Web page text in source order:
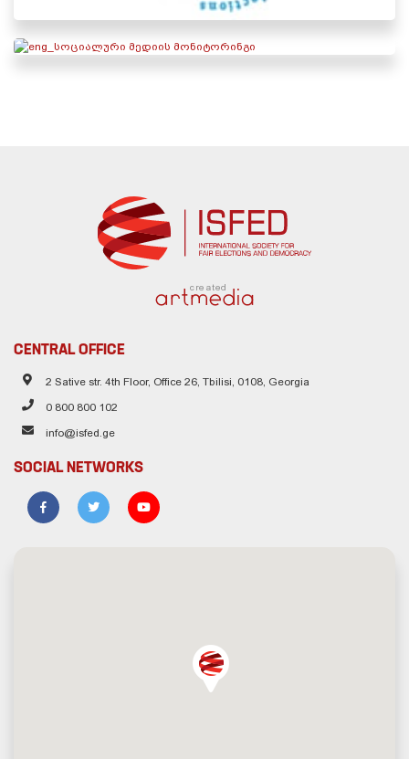
created
CENTRAL OFFICE
2 Sative str. 4th Floor, Office 26, Tbilisi, 0108, Georgia
0 800 800 102
info@isfed.ge
SOCIAL NETWORKS